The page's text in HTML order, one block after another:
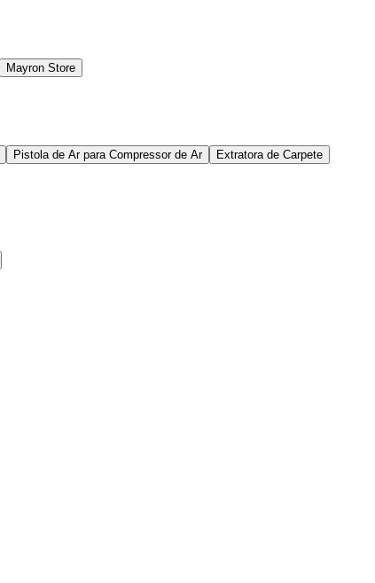
Mayron Store
Pistola de Ar para Compressor de Ar
Extratora de Carpete